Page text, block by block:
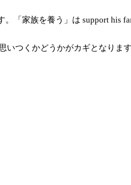
「家族を養う」は support his
つくかどうかがカギとなります